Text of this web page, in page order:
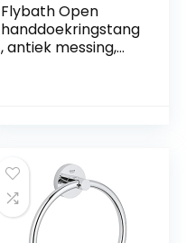
Flybath Open
handdoekringstang
, antiek messing,